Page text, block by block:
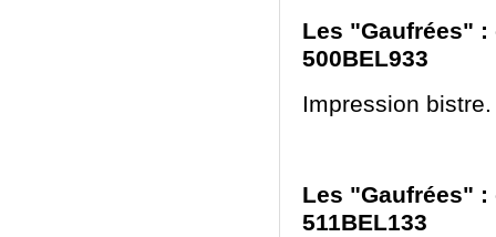
Les "Gaufrées"
500BEL933
Impression bistre.
Les "Gaufrées"
511BEL133